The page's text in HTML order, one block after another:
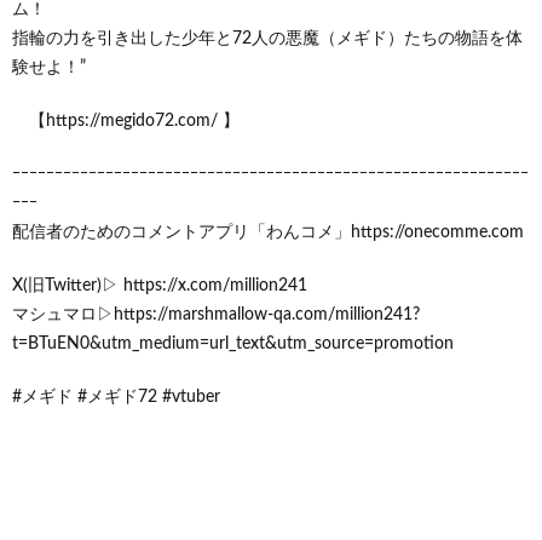
ム！
指輪の力を引き出した少年と72人の悪魔（メギド）たちの物語を体
験せよ！”
【https://megido72.com/ 】
ｰｰｰｰｰｰｰｰｰｰｰｰｰｰｰｰｰｰｰｰｰｰｰｰｰｰｰｰｰｰｰｰｰｰｰｰｰｰｰｰｰｰｰｰｰｰｰｰｰｰｰｰｰｰｰｰｰｰｰｰｰ
ｰｰｰ
配信者のためのコメントアプリ「わんコメ」https://onecomme.com
X(旧Twitter)▷ https://x.com/million241
マシュマロ▷https://marshmallow-qa.com/million241?
t=BTuEN0&utm_medium=url_text&utm_source=promotion
#メギド #メギド72 #vtuber